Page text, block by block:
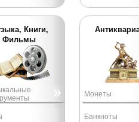
Книги,
Фильмы
Монеты
Банкноты